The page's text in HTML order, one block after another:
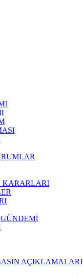
KARARLARI
AÇIKLAMALARI